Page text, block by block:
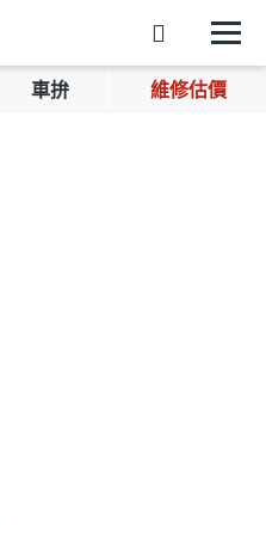
車拚 維修估價